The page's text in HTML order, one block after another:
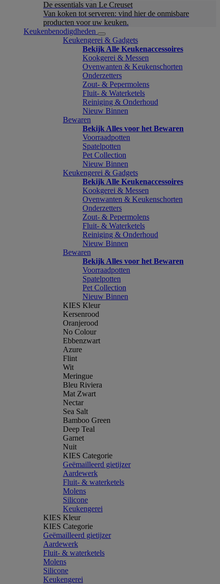
De essentials van Le Creuset
Van koken tot serveren: vind hier de onmisbare
producten voor uw keuken.
Keukenbenodigdheden
Keukengerei & Gadgets
Bekijk Alle Keukenaccessoires
Kookgerei & Messen
Ovenwanten & Keukenschorten
Onderzetters
Zout- & Pepermolens
Fluit- & Waterketels
Reiniging & Onderhoud
Nieuw Binnen
Bewaren
Bekijk Alles voor het Bewaren
Voorraadpotten
Spatelpotten
Pet Collection
Nieuw Binnen
Keukengerei & Gadgets
Bekijk Alle Keukenaccessoires
Kookgerei & Messen
Ovenwanten & Keukenschorten
Onderzetters
Zout- & Pepermolens
Fluit- & Waterketels
Reiniging & Onderhoud
Nieuw Binnen
Bewaren
Bekijk Alles voor het Bewaren
Voorraadpotten
Spatelpotten
Pet Collection
Nieuw Binnen
KIES Kleur
Kersenrood
Oranjerood
No Colour
Ebbenzwart
Azure
Flint
Wit
Meringue
Bleu Riviera
Mat Zwart
Nectar
Sea Salt
Bamboo Green
Deep Teal
Garnet
Nuit
KIES Categorie
Geëmailleerd gietijzer
Aardewerk
Fluit- & waterketels
Molens
Silicone
Keukengerei
KIES Kleur
KIES Categorie
Geëmailleerd gietijzer
Aardewerk
Fluit- & waterketels
Molens
Silicone
Keukengerei